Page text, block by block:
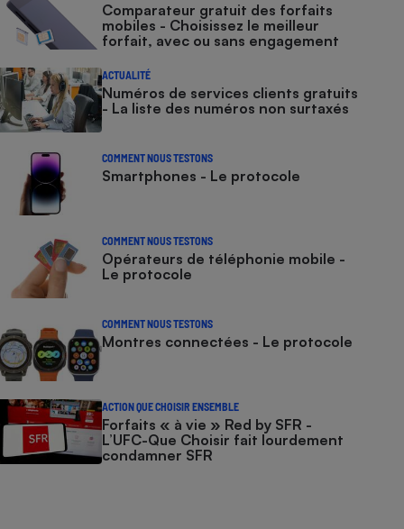
Comparateur gratuit des forfaits
mobiles - Choisissez le meilleur
forfait, avec ou sans engagement
ACTUALITÉ
Numéros de services clients gratuits
- La liste des numéros non surtaxés
COMMENT NOUS TESTONS
Smartphones - Le protocole
COMMENT NOUS TESTONS
Opérateurs de téléphonie mobile -
Le protocole
COMMENT NOUS TESTONS
Montres connectées - Le protocole
ACTION QUE CHOISIR ENSEMBLE
Forfaits « à vie » Red by SFR -
L’UFC-Que Choisir fait lourdement
condamner SFR